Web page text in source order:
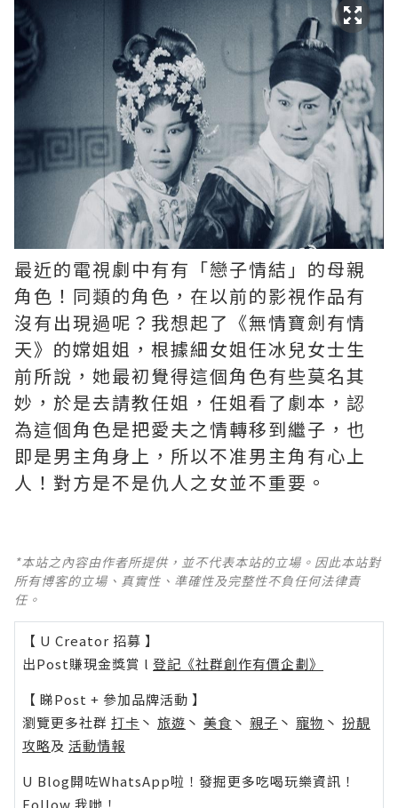
最近的電視劇中有有「戀子情結」的母親
角色！同類的角色，在以前的影視作品有
沒有出現過呢？我想起了《無情寶劍有情
天》的嫦姐姐，根據細女姐任冰兒女士生
前所說，她最初覺得這個角色有些莫名其
妙，於是去請教任姐，任姐看了劇本，認
為這個角色是把愛夫之情轉移到繼子，也
即是男主角身上，所以不准男主角有心上
人！對方是不是仇人之女並不重要。
*本站之內容由作者所提供，並不代表本站的立場。因此本站對
所有博客的立場、真實性、準確性及完整性不負任何法律責
任。
【 U Creator 招募 】
出Post賺現金獎賞 l 登記《社群創作有價企劃》
【 睇Post + 參加品牌活動 】
瀏覽更多社群 打卡 丶 旅遊 丶 美食 丶 親子 丶 寵物 丶 扮靚
攻略及 活動情報
U Blog開咗WhatsApp啦！發掘更多吃喝玩樂資訊！
Follow 我哋 ！